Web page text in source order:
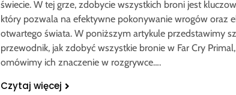
świecie. W tej grze, zdobycie wszystkich broni jest
który pozwala na efektywne pokonywanie wrogów oraz
otwartego świata. W poniższym artykule przedstawimy
przewodnik, jak zdobyć wszystkie bronie w Far Cry
omówimy ich znaczenie w rozgrywce….
Czytaj więcej